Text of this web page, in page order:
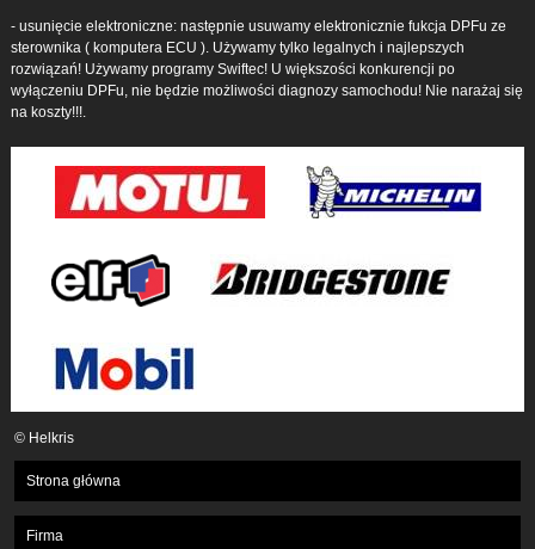
- usunięcie elektroniczne: następnie usuwamy elektronicznie fukcja DPFu ze
sterownika ( komputera ECU ). Używamy tylko legalnych i najlepszych
rozwiązań! Używamy programy Swiftec! U większości konkurencji po
wyłączeniu DPFu, nie będzie możliwości diagnozy samochodu! Nie narażaj się
na koszty!!!.
© Helkris
Strona główna
Firma